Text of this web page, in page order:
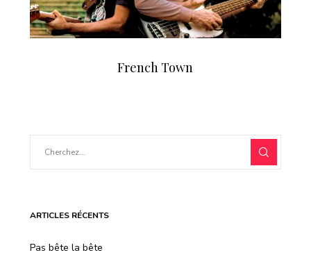
French Town
ARTICLES RÉCENTS
Pas bête la bête